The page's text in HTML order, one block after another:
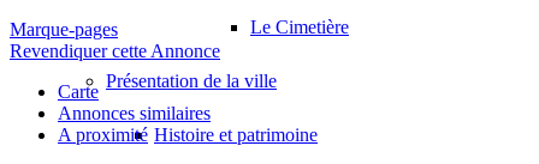
Le Cimetière
Présentation de la ville
Histoire et patrimoine
Marque-pages
Revendiquer cette Annonce
Carte
Annonces similaires
A proximité